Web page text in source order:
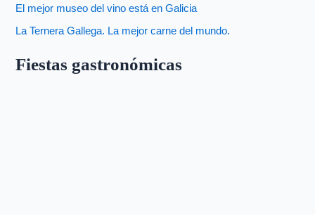
El mejor museo del vino está en Galicia
La Ternera Gallega. La mejor carne del mundo.
Fiestas gastronómicas